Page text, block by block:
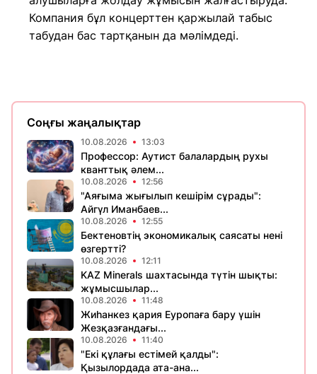
Компания бұл концерттен қаржылай табыс
табудан бас тартқанын да мәлімдеді.
Соңғы жаңалықтар
10.08.2026 13:03
Профессор: Аутист балалардың рухы
кванттық әлем...
10.08.2026 12:56
"Аяғыма жығылып кешірім сұрады":
Айгүл Иманбаев...
10.08.2026 12:55
Бектеновтің экономикалық саясаты нені
өзгертті?
10.08.2026 12:11
KAZ Minerals шахтасында түтін шықты:
жұмысшылар...
10.08.2026 11:48
Жиһанкез қария Еуропаға бару үшін
Жезқазғандағы...
10.08.2026 11:40
"Екі құлағы естімей қалды":
Қызылордада ата-ана...